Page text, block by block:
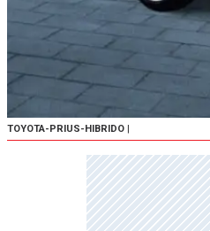
TOYOTA-PRIUS-HIBRIDO |